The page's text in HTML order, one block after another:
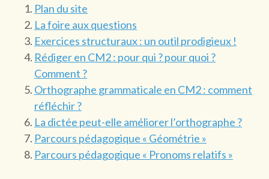
Plan du site
La foire aux questions
Exercices structuraux : un outil prodigieux !
Rédiger en CM2 : pour qui ? pour quoi ?
Comment ?
Orthographe grammaticale en CM2 : comment
réfléchir ?
La dictée peut-elle améliorer l’orthographe ?
Parcours pédagogique « Géométrie »
Parcours pédagogique « Pronoms relatifs »